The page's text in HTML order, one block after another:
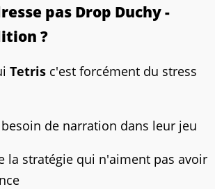
pas Drop Duchy -
?
Tetris c'est forcément du stress
de narration dans leur jeu
la stratégie qui n'aiment pas avoir